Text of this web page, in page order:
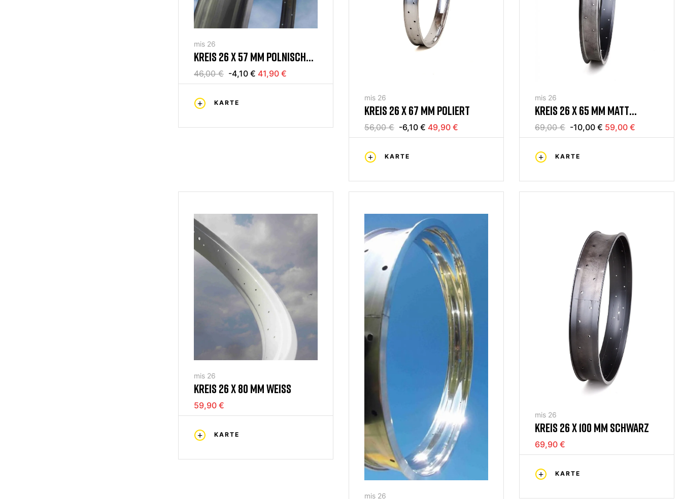
mis 26
KREIS 26 X 57 MM POLNISCH
36H
46,00 € -4,10 € 41,90 €
KARTE
mis 26
KREIS 26 X 67 MM POLIERT
56,00 € -6,10 € 49,90 €
KARTE
mis 26
KREIS 26 X 65 MM MATT
SCHWARZ 36H
69,00 € -10,00 € 59,00 €
KARTE
mis 26
KREIS 26 X 80 MM WEISS
59,90 €
KARTE
mis 26
mis 26
KREIS 26 X 100 MM SCHWARZ
69,90 €
KARTE